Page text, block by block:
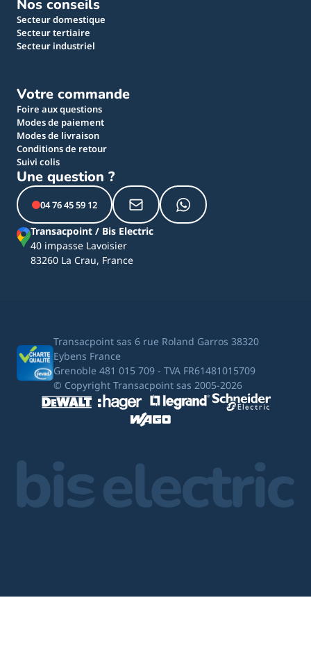
Nos conseils
Secteur domestique
Secteur tertiaire
Secteur industriel
Votre commande
Foire aux questions
Modes de paiement
Modes de livraison
Conditions de retour
Suivi colis
Une question ?
04 76 45 59 12
Transacpoint / Bis Electric
40 impasse Lavoisier
83260 La Crau, France
Transacpoint sas 6 rue Roland Garros 38320
Eybens France
Grenoble 481 015 709 - TVA FR61481015709
© Copyright Transacpoint sas 2005-2026